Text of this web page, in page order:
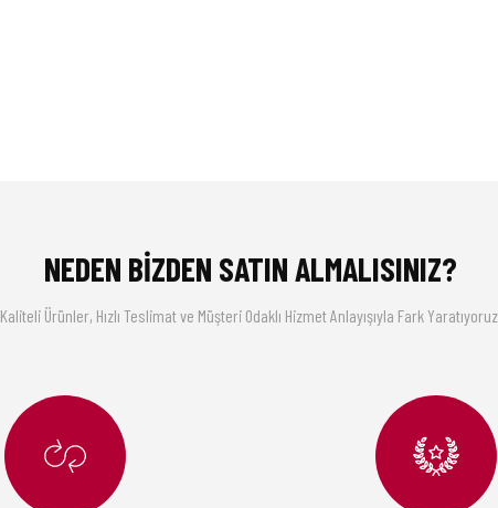
NEDEN BİZDEN SATIN ALMALISINIZ?
Kaliteli Ürünler, Hızlı Teslimat ve Müşteri Odaklı Hizmet Anlayışıyla Fark